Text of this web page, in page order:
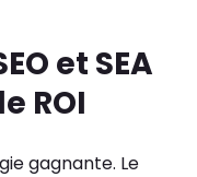
et SEA
ROI
gagnante. Le